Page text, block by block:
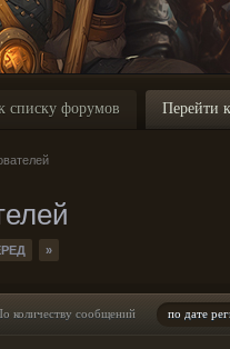
списку форумов Перейти
»
количеству сообщений по дате